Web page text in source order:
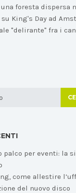
foresta dispersa
su King's Day ad
"delirante" fra i
per eventi: la
come allestire
del nuovo disco